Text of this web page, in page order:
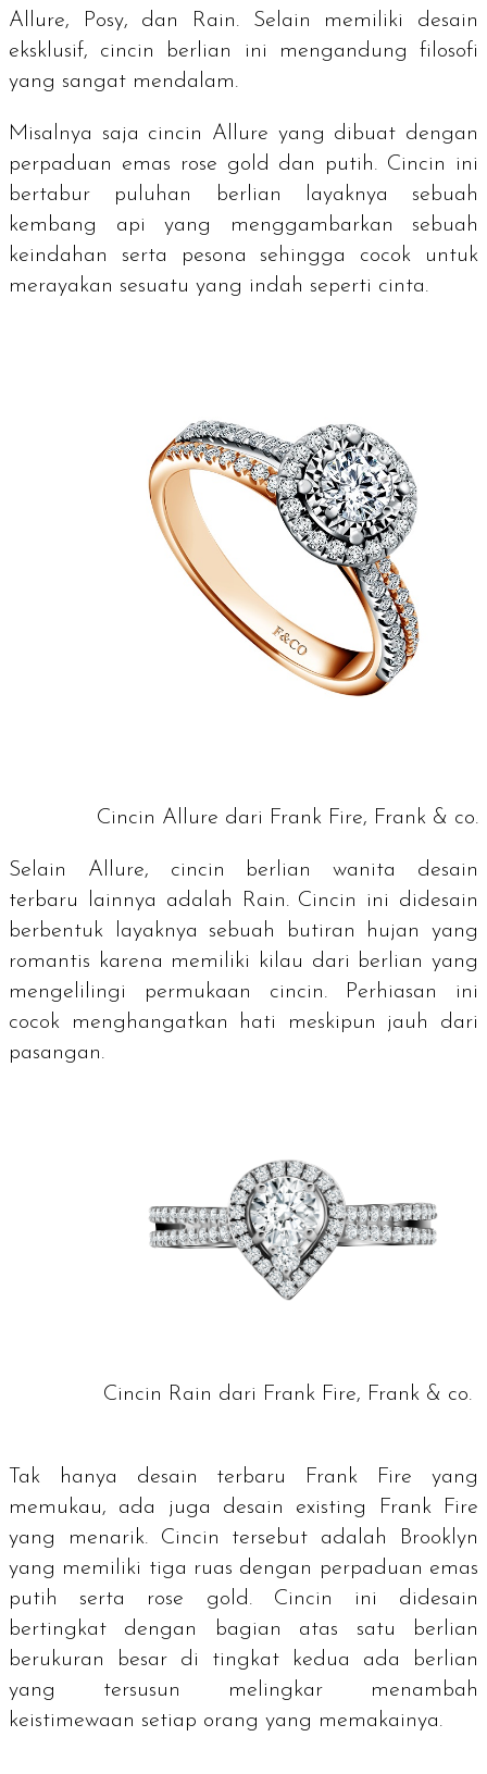
Allure, Posy, dan Rain. Selain memiliki desain
eksklusif, cincin berlian ini mengandung filosofi
yang sangat mendalam.
Misalnya saja cincin Allure yang dibuat dengan
perpaduan emas rose gold dan putih. Cincin ini
bertabur puluhan berlian layaknya sebuah
kembang api yang menggambarkan sebuah
keindahan serta pesona sehingga cocok untuk
merayakan sesuatu yang indah seperti cinta.
Cincin Allure dari Frank Fire, Frank & co.
Selain Allure, cincin berlian wanita desain
terbaru lainnya adalah Rain. Cincin ini didesain
berbentuk layaknya sebuah butiran hujan yang
romantis karena memiliki kilau dari berlian yang
mengelilingi permukaan cincin. Perhiasan ini
cocok menghangatkan hati meskipun jauh dari
pasangan.
Cincin Rain dari Frank Fire, Frank & co.
Tak hanya desain terbaru Frank Fire yang
memukau, ada juga desain existing
Frank Fire
yang menarik. Cincin tersebut adalah Brooklyn
yang memiliki tiga ruas dengan perpaduan emas
putih serta rose gold. Cincin ini didesain
bertingkat dengan bagian atas satu berlian
berukuran besar di tingkat kedua ada berlian
yang tersusun melingkar menambah
keistimewaan setiap orang yang memakainya.